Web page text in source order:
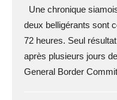
Une chronique
deux belligérants sont
72 heures. Seul
après plusieurs jours
General Border